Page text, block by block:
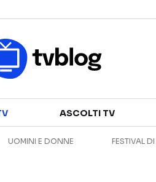
SERIE TV
ASCOLTI TV
UOMINI E DONNE FESTIVAL